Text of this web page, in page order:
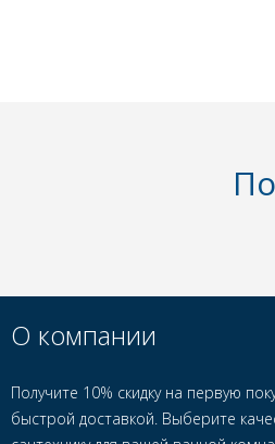
О компании
Получите 10% скидку на первую
быстрой доставкой. Выберите